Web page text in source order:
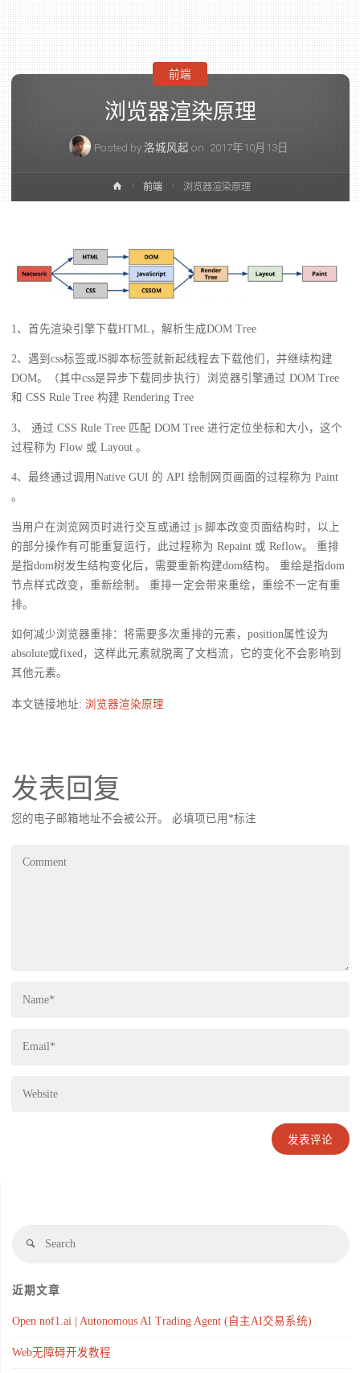
浏览器渲染原理
Posted by 洛城风起 on 2017年10月13日
前端
前端 浏览器渲染原理
1、首先渲染引擎下载HTML，解析生成DOM Tree
2、遇到css标签或JS脚本标签就新起线程去下载他们，并继续构建
DOM。（其中css是异步下载同步执行）浏览器引擎通过 DOM Tree
和 CSS Rule Tree 构建 Rendering Tree
3、 通过 CSS Rule Tree 匹配 DOM Tree 进行定位坐标和大小，这个
过程称为 Flow 或 Layout 。
4、最终通过调用Native GUI 的 API 绘制网页画面的过程称为 Paint
。
当用户在浏览网页时进行交互或通过 js 脚本改变页面结构时，以上
的部分操作有可能重复运行，此过程称为 Repaint 或 Reflow。 重排
是指dom树发生结构变化后，需要重新构建dom结构。 重绘是指dom
节点样式改变，重新绘制。 重排一定会带来重绘，重绘不一定有重
排。
如何减少浏览器重排：将需要多次重排的元素，position属性设为
absolute或fixed，这样此元素就脱离了文档流，它的变化不会影响到
其他元素。
本文链接地址: 浏览器渲染原理
发表回复
您的电子邮箱地址不会被公开。 必填项已用 *标注
近期文章
Open nof1.ai | Autonomous AI Trading Agent (自主AI交易系统)
Web无障碍开发教程